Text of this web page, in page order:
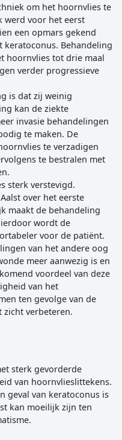
om het hoornvlies te
werd voor het eerst
een opmars gekend
keratoconus. Behandeling
hoornvlies tot drie maal
verder progressieve
is dat zij weinig
kan de ziekte
invasie behandelingen
te maken. De
te verzadigen
te bestralen met
sterk verstevigd.
over het eerste
maakt de behandeling
wordt de
voor de patiënt.
van het andere oog
meer aanwezig is en
voordeel van deze
van het
ten gevolge van de
verbeteren.
sterk gevorderde
van hoornvlieslittekens.
geval van keratoconus is
kan moeilijk zijn ten